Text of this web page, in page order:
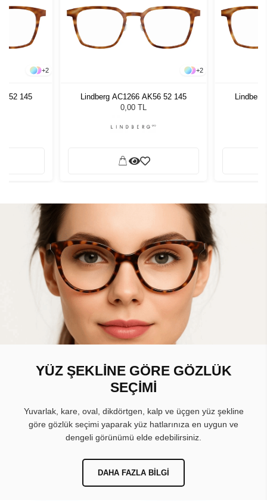
+2
52 145
+2
Lindberg AC1266 AK56 52 145
0,00 TL
YÜZ ŞEKLİNE GÖRE GÖZLÜK
SEÇİMİ
Yuvarlak, kare, oval, dikdörtgen, kalp ve üçgen yüz şekline
göre gözlük seçimi yaparak yüz hatlarınıza en uygun ve
dengeli görünümü elde edebilirsiniz.
DAHA FAZLA BILGI